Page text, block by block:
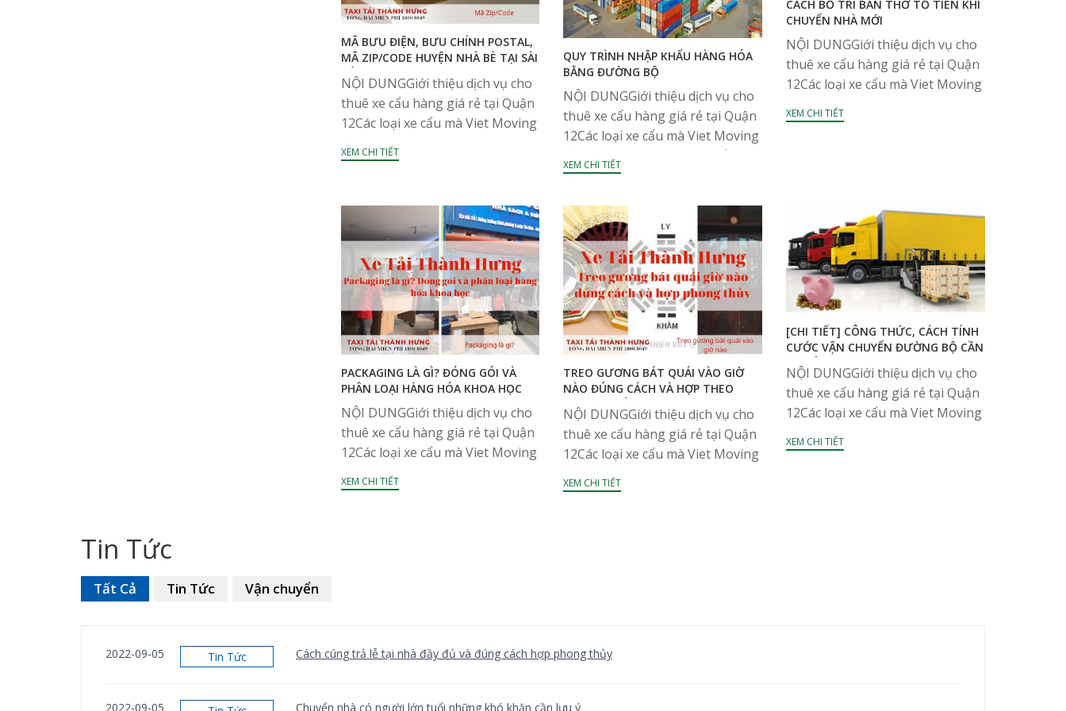
MÃ BƯU ĐIỆN, BƯU CHÍNH POSTAL,
MÃ ZIP/CODE HUYỆN NHÀ BÈ TẠI SÀI
GÒN
NỘI DUNGGiới thiệu dịch vụ cho
thuê xe cẩu hàng giá rẻ tại Quận
12Các loại xe cẩu mà Viet Moving
sở hữuThông tin liên hệ Bạn
đang tìm mã bưu chính, bưu
XEM CHI TIẾT
QUY TRÌNH NHẬP KHẨU HÀNG HÓA
BẰNG ĐƯỜNG BỘ
NỘI DUNGGiới thiệu dịch vụ cho
thuê xe cẩu hàng giá rẻ tại Quận
12Các loại xe cẩu mà Viet Moving
sở hữuThông tin liên hệ Để
tự nhập khẩu hàng hóa bằng
XEM CHI TIẾT
CÁCH BỐ TRÍ BÀN THỜ TỔ TIÊN KHI
CHUYỂN NHÀ MỚI
NỘI DUNGGiới thiệu dịch vụ cho
thuê xe cẩu hàng giá rẻ tại Quận
12Các loại xe cẩu mà Viet Moving
sở hữuThông tin liên hệ Trong
mỗi gia đình Việt, bàn thờ tổ...
XEM CHI TIẾT
PACKAGING LÀ GÌ? ĐÓNG GÓI VÀ
PHÂN LOẠI HÀNG HÓA KHOA HỌC
NỘI DUNGGiới thiệu dịch vụ cho
thuê xe cẩu hàng giá rẻ tại Quận
12Các loại xe cẩu mà Viet Moving
sở hữuThông tin liên hệ
Packaging là gì? Nó là một thật
XEM CHI TIẾT
TREO GƯƠNG BÁT QUÁI VÀO GIỜ
NÀO ĐÚNG CÁCH VÀ HỢP THEO
PHONG THỦY
NỘI DUNGGiới thiệu dịch vụ cho
thuê xe cẩu hàng giá rẻ tại Quận
12Các loại xe cẩu mà Viet Moving
sở hữuThông tin liên hệ Trong
phong thủy của người Á Đông
XEM CHI TIẾT
[CHI TIẾT] CÔNG THỨC, CÁCH TÍNH
CƯỚC VẬN CHUYỂN ĐƯỜNG BỘ CẦN
LƯU Ý
NỘI DUNGGiới thiệu dịch vụ cho
thuê xe cẩu hàng giá rẻ tại Quận
12Các loại xe cẩu mà Viet Moving
sở hữuThông tin liên hệ Việc
công thức tính cước vận chuyển
XEM CHI TIẾT
Tin Tức
Tất Cả
2022-09-05 Tin Tức Cách cúng trả lễ tại nhà đầy đủ và đúng cách hợp phong thủy
2022-09-05 Chuyển nhà có người lớn tuổi những khó khăn cần lưu ý
Tin Tức Vận chuyển